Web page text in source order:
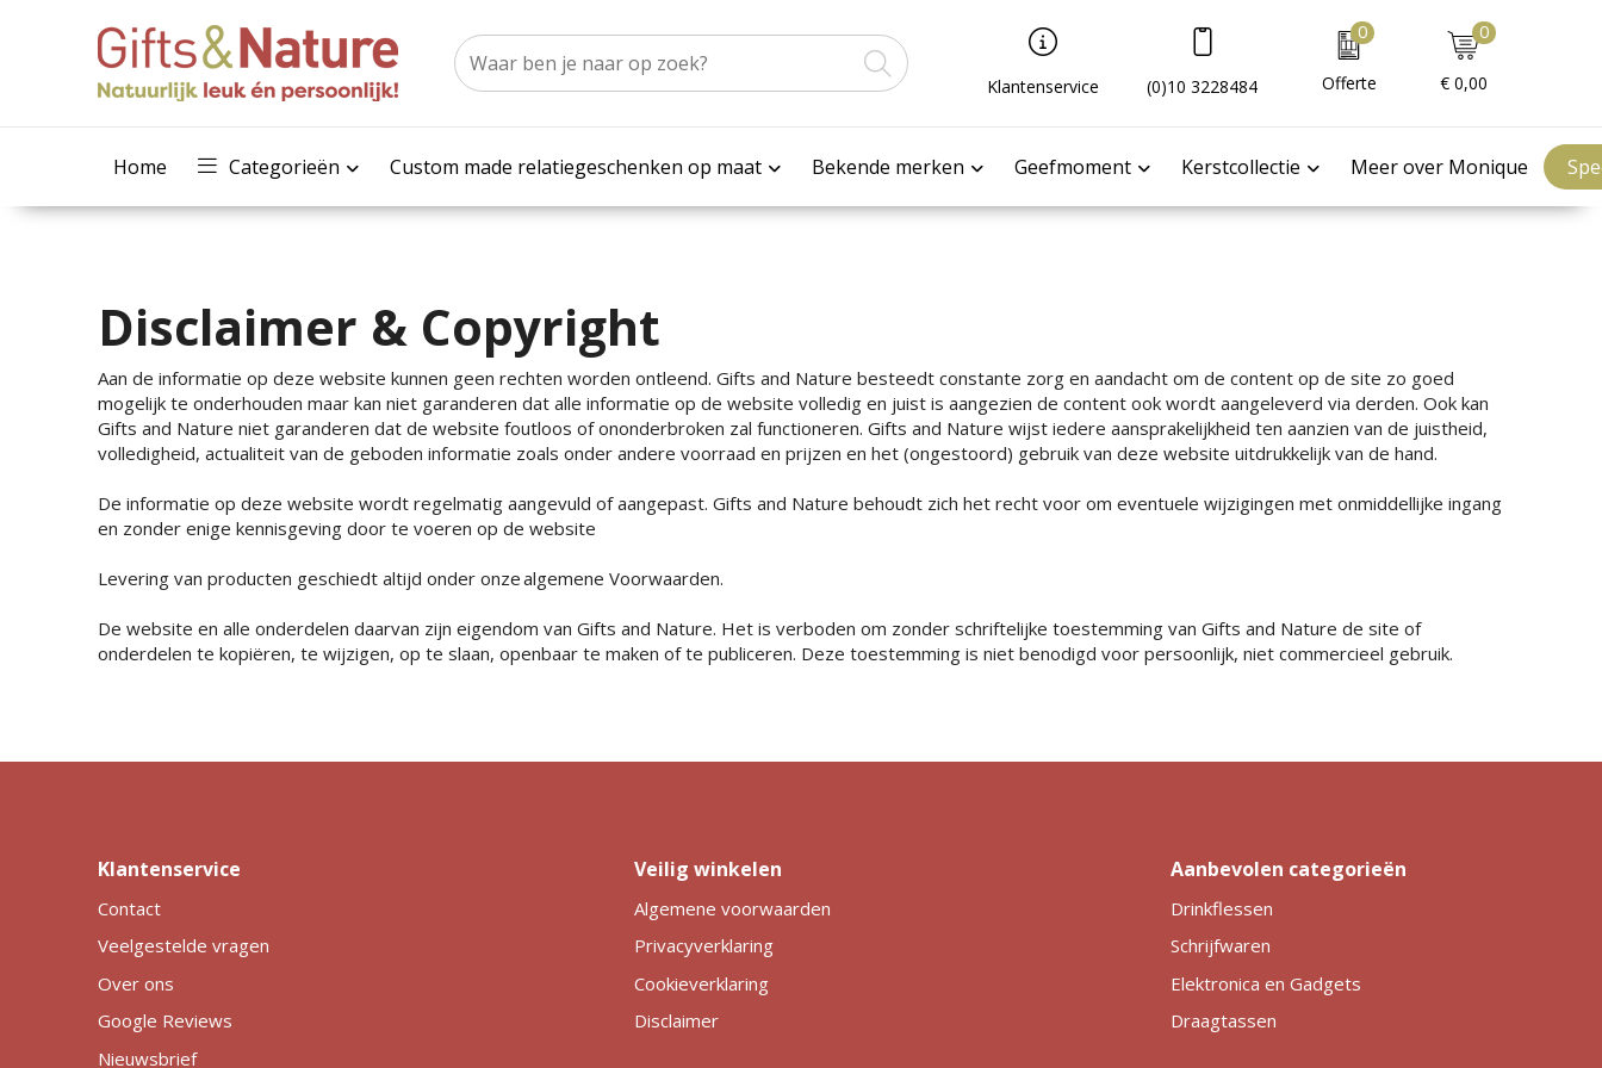
Klantenservice (0)10 3228484
0
Offerte
0
€ 0,00
Home Categorieën Custom made relatiegeschenken op maat Bekende merken Geefmoment Kerstcollectie Meer over Monique
Disclaimer & Copyright
Aan de informatie op deze website kunnen geen rechten worden ontleend. Gifts and Nature besteedt constante zorg en aandacht om de content op de site zo goed
mogelijk te onderhouden maar kan niet garanderen dat alle informatie op de website volledig en juist is aangezien de content ook wordt aangeleverd via derden. Ook kan
Gifts and Nature niet garanderen dat de website foutloos of ononderbroken zal functioneren. Gifts and Nature wijst iedere aansprakelijkheid ten aanzien van de juistheid,
volledigheid, actualiteit van de geboden informatie zoals onder andere voorraad en prijzen en het (ongestoord) gebruik van deze website uitdrukkelijk van de hand.
De informatie op deze website wordt regelmatig aangevuld of aangepast. Gifts and Nature behoudt zich het recht voor om eventuele wijzigingen met onmiddellijke ingang
en zonder enige kennisgeving door te voeren op de website
Levering van producten geschiedt altijd onder onze algemene Voorwaarden.
De website en alle onderdelen daarvan zijn eigendom van Gifts and Nature. Het is verboden om zonder schriftelijke toestemming van Gifts and Nature de site of
onderdelen te kopiëren, te wijzigen, op te slaan, openbaar te maken of te publiceren. Deze toestemming is niet benodigd voor persoonlijk, niet commercieel gebruik.
Klantenservice
Contact
Veelgestelde vragen
Over ons
Google Reviews
Nieuwsbrief
Veilig winkelen
Algemene voorwaarden
Privacyverklaring
Cookieverklaring
Disclaimer
Aanbevolen categorieën
Drinkflessen
Schrijfwaren
Elektronica en Gadgets
Draagtassen